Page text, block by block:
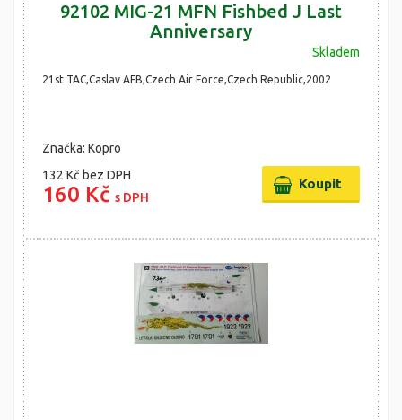
92102 MIG-21 MFN Fishbed J Last
Anniversary
Skladem
21st TAC,Caslav AFB,Czech Air Force,Czech Republic,2002
Značka: Kopro
132 Kč bez DPH
160 Kč s DPH